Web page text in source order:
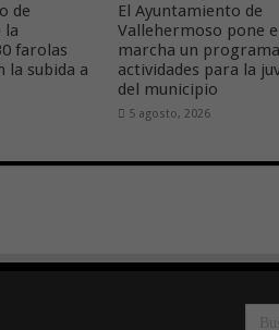
de
la
farolas
la subida a
El Ayuntamiento de
Vallehermoso pone
marcha un
actividades para la
del municipio
5 agosto, 2026